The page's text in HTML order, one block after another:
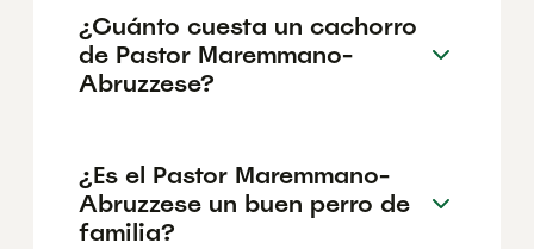
¿Cuánto cuesta un cachorro
de Pastor Maremmano-
Abruzzese?
¿Es el Pastor Maremmano-
Abruzzese un buen perro de
familia?